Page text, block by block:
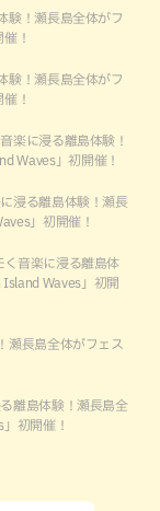
験！瀬長島全体がフ
！
験！瀬長島全体がフ
！
楽に浸る離島体験！
Waves」初開催！
浸る離島体験！瀬長
」初開催！
く音楽に浸る離島体
Waves」初開
瀬長島全体がフェス
離島体験！瀬長島全
初開催！